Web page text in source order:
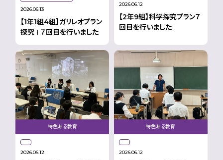
2026.06.13
【1年1組4組】ガリレオプラン
探究 I ７回目を行いました
2026.06.12
【2年9組】科学探究プラン７
回目を行いました
2026.06.12
特色ある教育
2026.06.12
特色ある教育